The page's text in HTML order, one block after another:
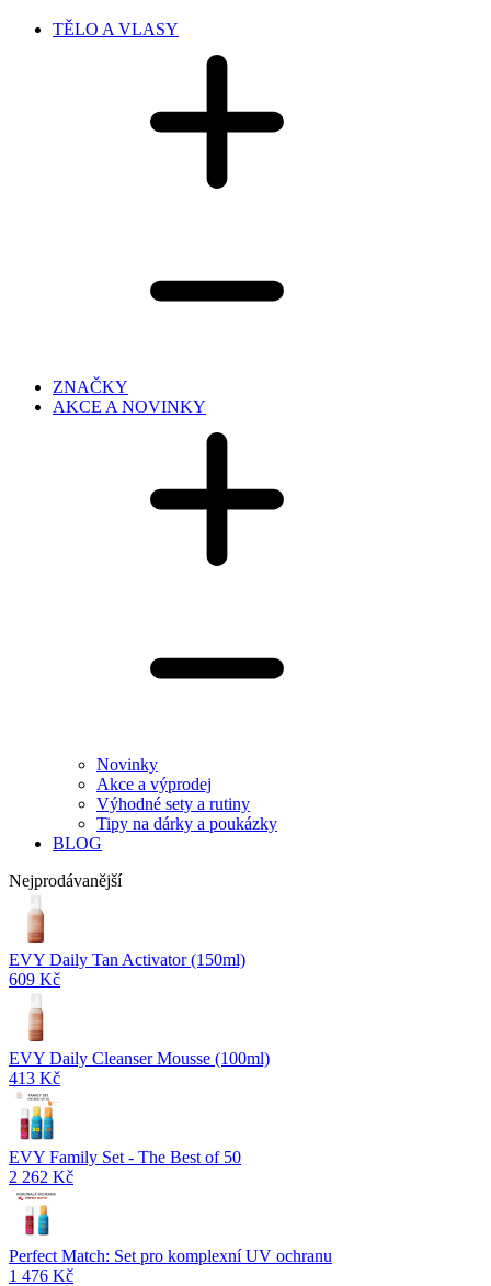
TĚLO A VLASY
ZNAČKY
AKCE A NOVINKY
Novinky
Akce a výprodej
Výhodné sety a rutiny
Tipy na dárky a poukázky
BLOG
Nejprodávanější
EVY Daily Tan Activator (150ml)
609 Kč
EVY Daily Cleanser Mousse (100ml)
413 Kč
EVY Family Set - The Best of 50
2 262 Kč
Perfect Match: Set pro komplexní UV ochranu
1 476 Kč